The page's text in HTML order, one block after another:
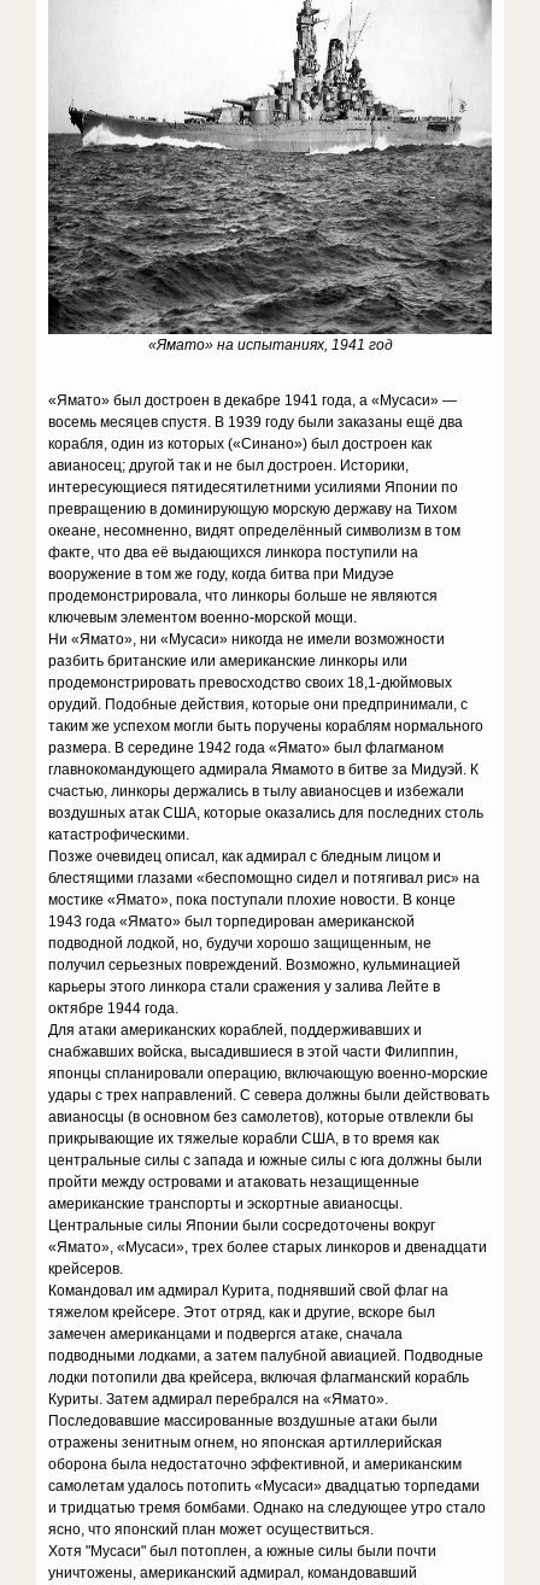
«Ямато» на испытаниях, 1941 год
«Ямато» был достроен в декабре 1941 года, а «Мусаси» —
восемь месяцев спустя. В 1939 году были заказаны ещё два
корабля, один из которых («Синано») был достроен как
авианосец; другой так и не был достроен. Историки,
интересующиеся пятидесятилетними усилиями Японии по
превращению в доминирующую морскую державу на Тихом
океане, несомненно, видят определённый символизм в том
факте, что два её выдающихся линкора поступили на
вооружение в том же году, когда битва при Мидуэе
продемонстрировала, что линкоры больше не являются
ключевым элементом военно-морской мощи.
Ни «Ямато», ни «Мусаси» никогда не имели возможности
разбить британские или американские линкоры или
продемонстрировать превосходство своих 18,1-дюймовых
орудий. Подобные действия, которые они предпринимали, с
таким же успехом могли быть поручены кораблям нормального
размера. В середине 1942 года «Ямато» был флагманом
главнокомандующего адмирала Ямамото в битве за Мидуэй. К
счастью, линкоры держались в тылу авианосцев и избежали
воздушных атак США, которые оказались для последних столь
катастрофическими.
Позже очевидец описал, как адмирал с бледным лицом и
блестящими глазами «беспомощно сидел и потягивал рис» на
мостике «Ямато», пока поступали плохие новости. В конце
1943 года «Ямато» был торпедирован американской
подводной лодкой, но, будучи хорошо защищенным, не
получил серьезных повреждений. Возможно, кульминацией
карьеры этого линкора стали сражения у залива Лейте в
октябре 1944 года.
Для атаки американских кораблей, поддерживавших и
снабжавших войска, высадившиеся в этой части Филиппин,
японцы спланировали операцию, включающую военно-морские
удары с трех направлений. С севера должны были действовать
авианосцы (в основном без самолетов), которые отвлекли бы
прикрывающие их тяжелые корабли США, в то время как
центральные силы с запада и южные силы с юга должны были
пройти между островами и атаковать незащищенные
американские транспорты и эскортные авианосцы.
Центральные силы Японии были сосредоточены вокруг
«Ямато», «Мусаси», трех более старых линкоров и двенадцати
крейсеров.
Командовал им адмирал Курита, поднявший свой флаг на
тяжелом крейсере. Этот отряд, как и другие, вскоре был
замечен американцами и подвергся атаке, сначала
подводными лодками, а затем палубной авиацией. Подводные
лодки потопили два крейсера, включая флагманский корабль
Куриты. Затем адмирал перебрался на «Ямато».
Последовавшие массированные воздушные атаки были
отражены зенитным огнем, но японская артиллерийская
оборона была недостаточно эффективной, и американским
самолетам удалось потопить «Мусаси» двадцатью торпедами
и тридцатью тремя бомбами. Однако на следующее утро стало
ясно, что японский план может осуществиться.
Хотя "Мусаси" был потоплен, а южные силы были почти
уничтожены, американский адмирал, командовавший